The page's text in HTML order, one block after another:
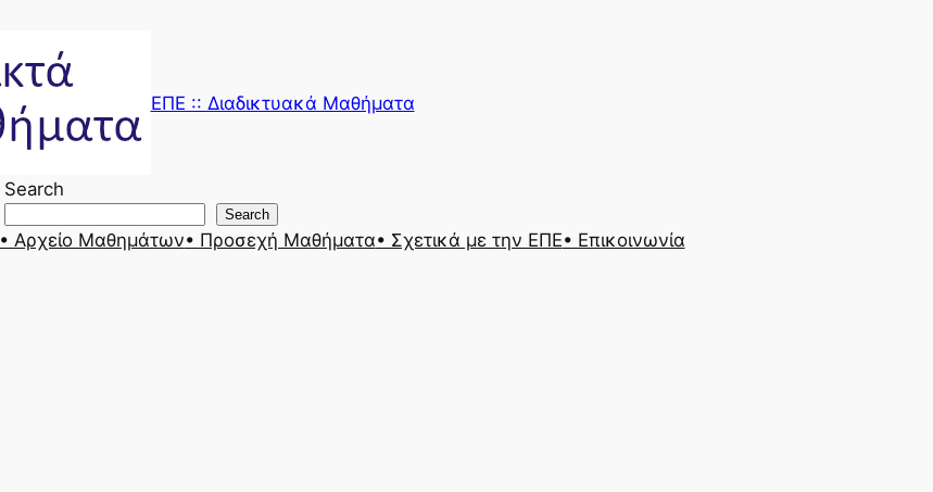
ΕΠΕ :: Διαδικτυακά Μαθήματα
Search
Search
• Αρχείο Μαθημάτων• Προσεχή Μαθήματα• Σχετικά με την ΕΠΕ• Επικοινωνία